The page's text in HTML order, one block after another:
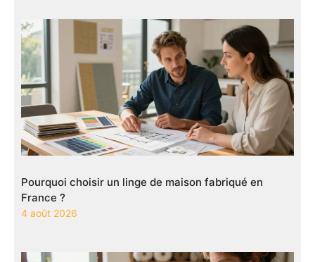
Pourquoi choisir un linge de maison fabriqué en
France ?
4 août 2026